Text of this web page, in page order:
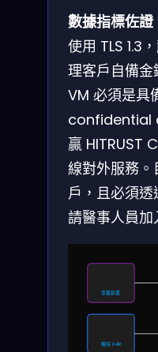
數據指標佐證
使用 TLS 1.3
理客戶自備
VM 必須是具
confidential
贏 HITRUST
線對外服務
戶，且必須
請醫事人員加
穿戴裝置
醫院 FHIR